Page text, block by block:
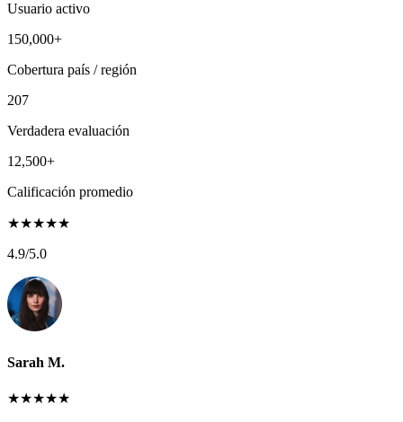
Usuario activo
150,000+
Cobertura país / región
207
Verdadera evaluación
12,500+
Calificación promedio
★★★★★
4.9/5.0
Sarah M.
★★★★★